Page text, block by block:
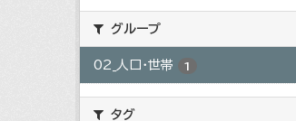
グループ
02_人口・世帯 1
タグ